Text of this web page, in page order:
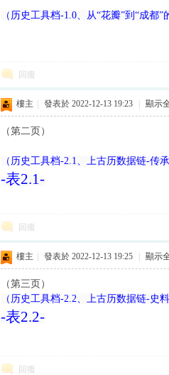
（历史工具档-1.0、从“花瓣”到“成都”
回復
樓主 發表於 2022-12-13 19:23 顯示
（第二页）
（历史工具档-2.1、上古历数据链-传承
-表2.1-
回復
樓主 發表於 2022-12-13 19:25 顯示
（第三页）
（历史工具档-2.2、上古历数据链-史料
-表2.2-
回復